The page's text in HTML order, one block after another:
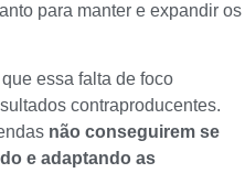
para manter e expandir os
essa falta de foco
contraproducentes.
não conseguirem se
e adaptando as